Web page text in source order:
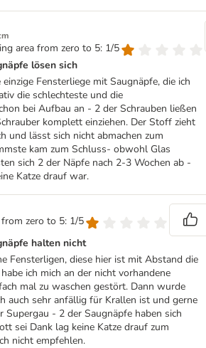
area from zero to 5: 1/5
lösen sich
Fensterliege mit Saugnäpfe, die ich
die schlechteste und die
bei Aufbau an - 2 der Schrauben ließen
komplett einziehen. Der Stoff zieht
und lässt sich nicht abmachen zum
kam zum Schluss- obwohl Glas
sich 2 der Näpfe nach 2-3 Wochen ab -
Katze drauf war.
zero to 5: 1/5
halten nicht
Fensterligen, diese hier ist mit Abstand die
ich mich an der nicht vorhandene
mal zu waschen gestört. Dann wurde
auch sehr anfällig für Krallen ist und gerne
Supergau - 2 der Saugnäpfe haben sich
sei Dank lag keine Katze drauf zum
nicht empfehlen.